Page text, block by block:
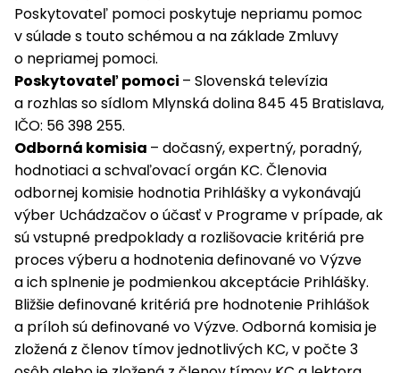
Poskytovateľ pomoci poskytuje nepriamu pomoc
v súlade s touto schémou a na základe Zmluvy
o nepriamej pomoci.
Poskytovateľ pomoci – Slovenská televízia
a rozhlas so sídlom Mlynská dolina 845 45 Bratislava,
IČO: 56 398 255.
Odborná komisia – dočasný, expertný, poradný,
hodnotiaci a schvaľovací orgán KC. Členovia
odbornej komisie hodnotia Prihlášky a vykonávajú
výber Uchádzačov o účasť v Programe v prípade, ak
sú vstupné predpoklady a rozlišovacie kritériá pre
proces výberu a hodnotenia definované vo Výzve
a ich splnenie je podmienkou akceptácie Prihlášky.
Bližšie definované kritériá pre hodnotenie Prihlášok
a príloh sú definované vo Výzve. Odborná komisia je
zložená z členov tímov jednotlivých KC, v počte 3